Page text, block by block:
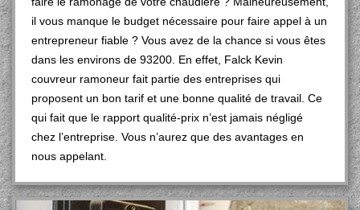
il vous manque le budget nécessaire pour faire appel à un
entrepreneur fiable ? Vous avez de la chance si vous êtes
dans les environs de 93200. En effet, Falck Kevin
couvreur ramoneur fait partie des entreprises qui
proposent un bon tarif et une bonne qualité de travail. Ce
qui fait que le rapport qualité-prix n’est jamais négligé
chez l’entreprise. Vous n’aurez que des avantages en
nous appelant.